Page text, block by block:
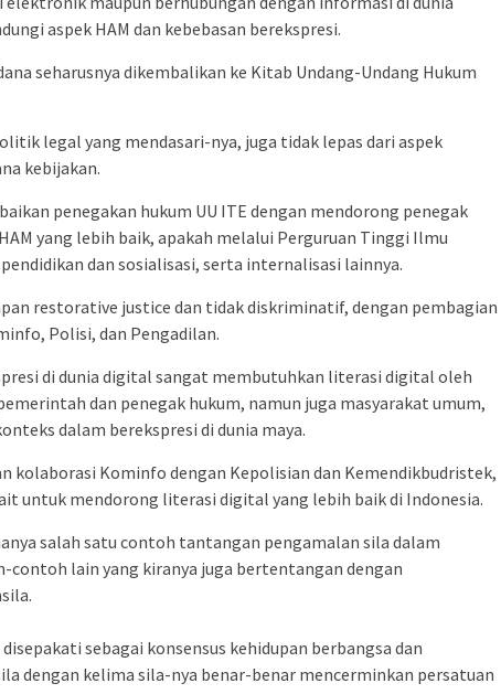
aspek HAM dan kebebasan berekspresi.
seharusnya dikembalikan ke Kitab Undang-Undang Hukum
legal yang mendasari-nya, juga tidak lepas dari aspek
kebijakan.
penegakan hukum UU ITE dengan mendorong penegak
yang lebih baik, apakah melalui Perguruan Tinggi Ilmu
dan sosialisasi, serta internalisasi lainnya.
restorative justice dan tidak diskriminatif, dengan pembagian
Polisi, dan Pengadilan.
di dunia digital sangat membutuhkan literasi digital oleh
dan penegak hukum, namun juga masyarakat umum,
dalam berekspresi di dunia maya.
kolaborasi Kominfo dengan Kepolisian dan Kemendikbudristek,
untuk mendorong literasi digital yang lebih baik di Indonesia.
salah satu contoh tantangan pengamalan sila dalam
contoh lain yang kiranya juga bertentangan dengan
sebagai konsensus kehidupan berbangsa dan
dengan kelima sila-nya benar-benar mencerminkan persatuan